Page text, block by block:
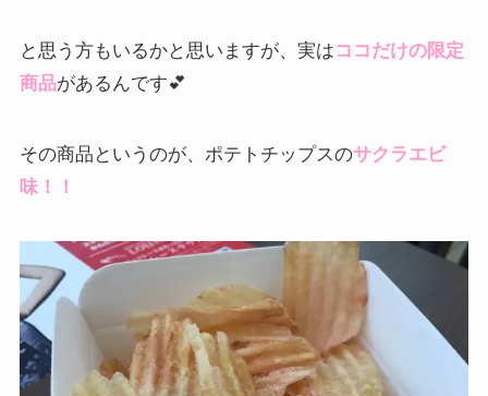
と思う方もいるかと思いますが、実はココだけの限定
商品があるんです💕
その商品というのが、ポテトチップスのサクラエビ
味！！